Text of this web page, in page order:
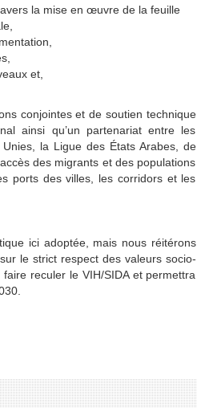
la mise en œuvre de la feuille
et,
conjointes et de soutien technique
ainsi qu’un partenariat entre les
la Ligue des États Arabes, de
des migrants et des populations
ports des villes, les corridors et les
ici adoptée, mais nous réitérons
le strict respect des valeurs socio-
reculer le VIH/SIDA et permettra